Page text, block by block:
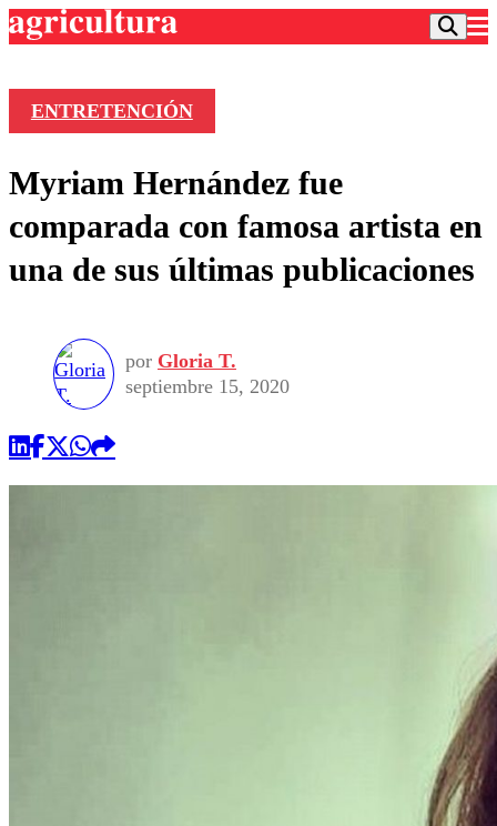
Frecuencias
Agricultura TV
Deportes
Colo Colo
Seleccion Chilena
Torneo Internacional
Entretención
Economía
Internacional
Publicaciones en medios
Opinión
ENTRETENCIÓN
Myriam Hernández fue
comparada con famosa artista en
una de sus últimas publicaciones
por Gloria T.
septiembre 15, 2020